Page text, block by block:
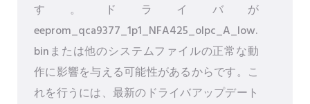
す。ドライバが
eeprom_qca9377_1p1_NFA425_olpc_A_low.
binまたは他のシステムファイルの正常な動
作に影響を与える可能性があるからです。こ
れを行うには、最新のドライバアップデート